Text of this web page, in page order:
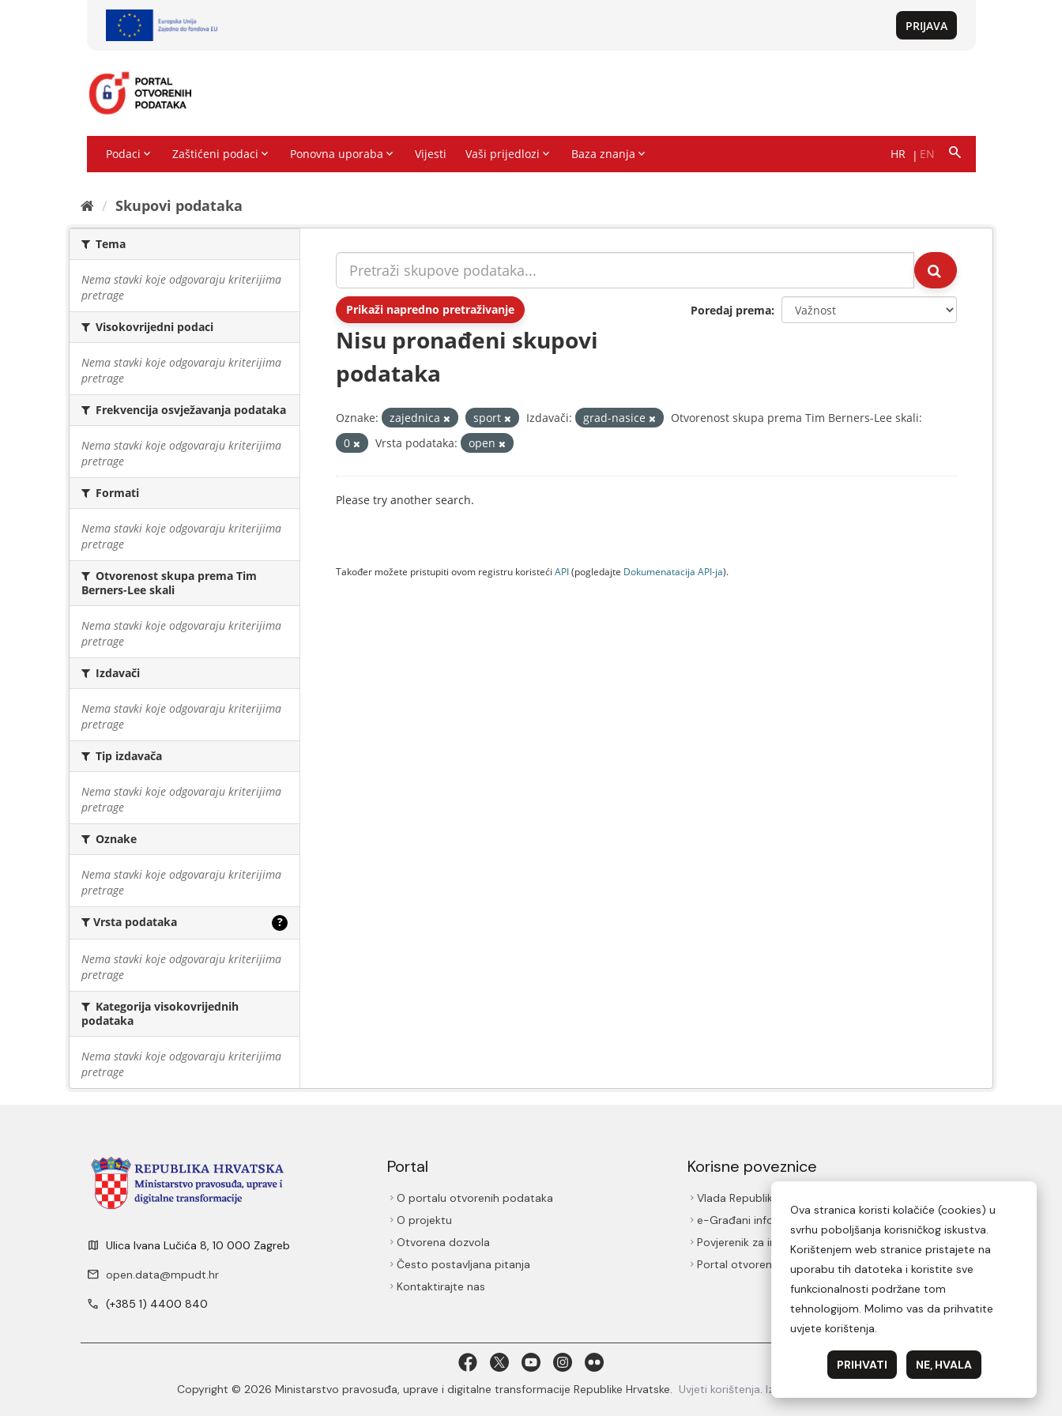
Skupovi podаtаkа
Tema
Nema stavki koje odgovaraju kriterijima
pretrage
Visokovrijedni podaci
Nema stavki koje odgovaraju kriterijima
pretrage
Frekvencija osvježavanja podataka
Nema stavki koje odgovaraju kriterijima
pretrage
Formati
Nema stavki koje odgovaraju kriterijima
pretrage
Otvorenost skupa prema Tim
Berners-Lee skali
Nema stavki koje odgovaraju kriterijima
pretrage
Izdavači
Nema stavki koje odgovaraju kriterijima
pretrage
Tip izdavača
Nema stavki koje odgovaraju kriterijima
pretrage
Oznake
Nema stavki koje odgovaraju kriterijima
pretrage
Vrsta podataka ?
Nema stavki koje odgovaraju kriterijima
pretrage
Kategorija visokovrijednih
podataka
Nema stavki koje odgovaraju kriterijima
pretrage
Prikaži napredno pretraživanje Poredaj prema
Nisu pronađeni skupovi
podataka
Oznake: zajednica sport Izdavači: grad-nasice
Otvorenost skupa prema Tim Berners-Lee skali:
0
Vrsta podataka: open
Please try another search.
Također možete pristupiti ovom registru koristeći API(pogledajte Dokumenаtаcijа API-jа).